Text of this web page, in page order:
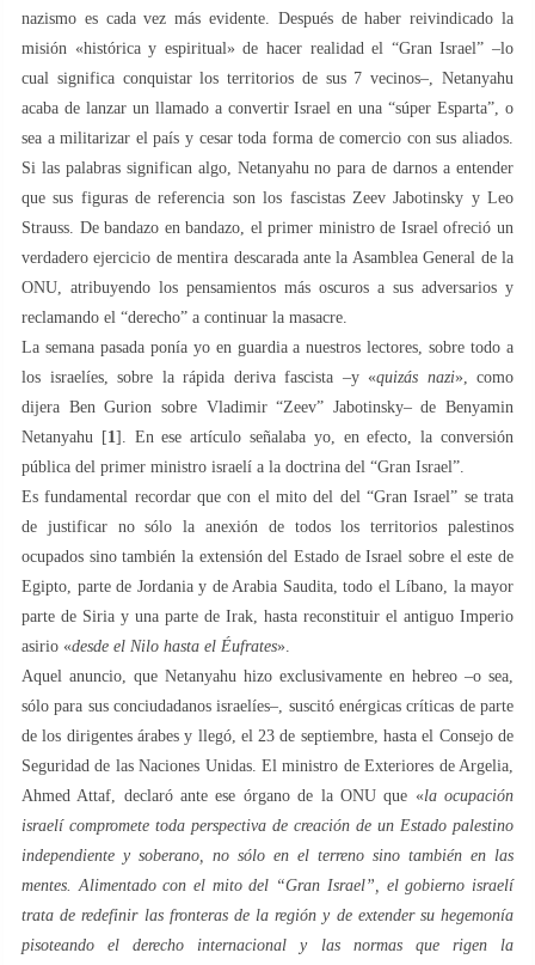
nazismo es cada vez más evidente. Después de haber reivindicado la
misión «histórica y espiritual» de hacer realidad el “Gran Israel” –lo
cual significa conquistar los territorios de sus 7 vecinos–, Netanyahu
acaba de lanzar un llamado a convertir Israel en una “súper Esparta”, o
sea a militarizar el país y cesar toda forma de comercio con sus aliados.
Si las palabras significan algo, Netanyahu no para de darnos a entender
que sus figuras de referencia son los fascistas Zeev Jabotinsky y Leo
Strauss. De bandazo en bandazo, el primer ministro de Israel ofreció un
verdadero ejercicio de mentira descarada ante la Asamblea General de la
ONU, atribuyendo los pensamientos más oscuros a sus adversarios y
reclamando el “derecho” a continuar la masacre.
La semana pasada ponía yo en guardia a nuestros lectores, sobre todo a
los israelíes, sobre la rápida deriva fascista –y «quizás nazi», como
dijera Ben Gurion sobre Vladimir “Zeev” Jabotinsky– de Benyamin
Netanyahu [1]. En ese artículo señalaba yo, en efecto, la conversión
pública del primer ministro israelí a la doctrina del “Gran Israel”.
Es fundamental recordar que con el mito del del “Gran Israel” se trata
de justificar no sólo la anexión de todos los territorios palestinos
ocupados sino también la extensión del Estado de Israel sobre el este de
Egipto, parte de Jordania y de Arabia Saudita, todo el Líbano, la mayor
parte de Siria y una parte de Irak, hasta reconstituir el antiguo Imperio
asirio «desde el Nilo hasta el Éufrates».
Aquel anuncio, que Netanyahu hizo exclusivamente en hebreo –o sea,
sólo para sus conciudadanos israelíes–, suscitó enérgicas críticas de parte
de los dirigentes árabes y llegó, el 23 de septiembre, hasta el Consejo de
Seguridad de las Naciones Unidas. El ministro de Exteriores de Argelia,
Ahmed Attaf, declaró ante ese órgano de la ONU que «la ocupación
israelí compromete toda perspectiva de creación de un Estado palestino
independiente y soberano, no sólo en el terreno sino también en las
mentes. Alimentado con el mito del “Gran Israel”, el gobierno israelí
trata de redefinir las fronteras de la región y de extender su hegemonía
pisoteando el derecho internacional y las normas que rigen la